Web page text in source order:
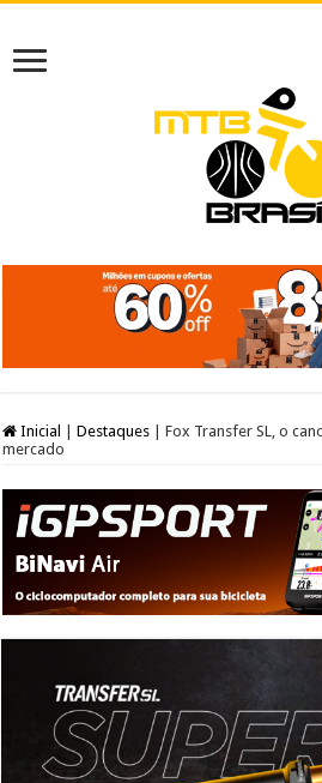
Inicial Destaques
Fox Transfer SL, o
mercado